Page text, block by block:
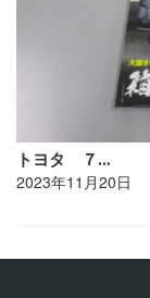
トヨタ ７…
2023年11月20日